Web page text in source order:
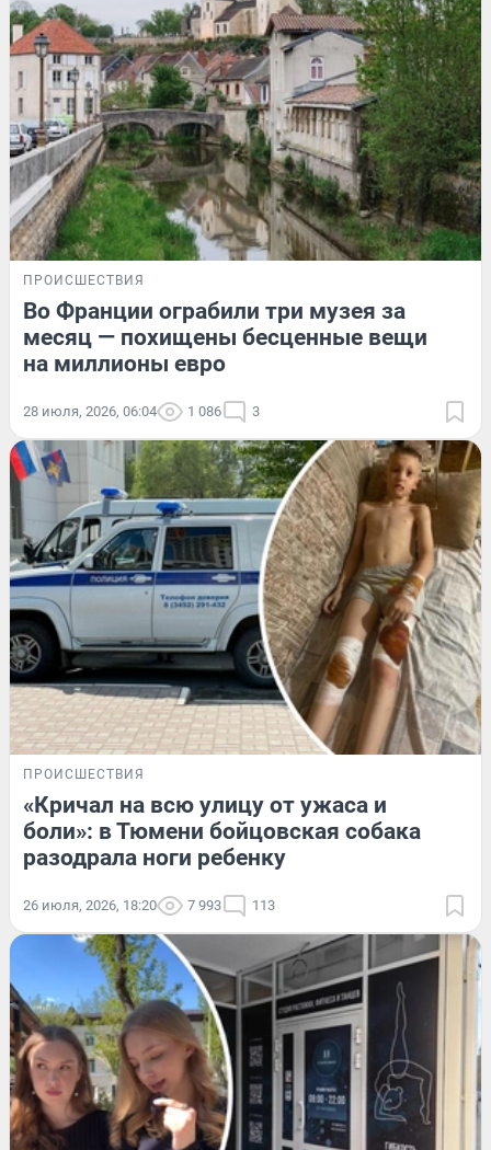
ПРОИСШЕСТВИЯ
Во Франции ограбили три музея за
месяц — похищены бесценные вещи
на миллионы евро
28 июля, 2026, 06:04 1 086 3
ПРОИСШЕСТВИЯ
«Кричал на всю улицу от ужаса и
боли»: в Тюмени бойцовская собака
разодрала ноги ребенку
26 июля, 2026, 18:20 7 993 113